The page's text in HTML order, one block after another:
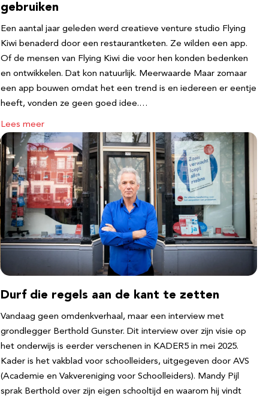
gebruiken
Een aantal jaar geleden werd creatieve venture studio Flying
Kiwi benaderd door een restaurantketen. Ze wilden een app.
Of de mensen van Flying Kiwi die voor hen konden bedenken
en ontwikkelen. Dat kon natuurlijk. Meerwaarde Maar zomaar
een app bouwen omdat het een trend is en iedereen er eentje
heeft, vonden ze geen goed idee.…
Lees meer
Durf die regels aan de kant te zetten
Vandaag geen omdenkverhaal, maar een interview met
grondlegger Berthold Gunster. Dit interview over zijn visie op
het onderwijs is eerder verschenen in KADER5 in mei 2025.
Kader is het vakblad voor schoolleiders, uitgegeven door AVS
(Academie en Vakvereniging voor Schoolleiders). Mandy Pijl
sprak Berthold over zijn eigen schooltijd en waarom hij vindt